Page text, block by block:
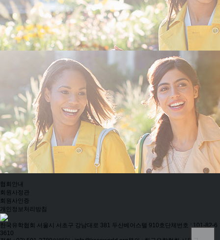
협회안내
회원사정관
회원사인증
개인정보처리방침
한국유학협회 서울시 서초구 강남대로 381 두산베어스텔 910호 단체번호 : 101-82-6
3610